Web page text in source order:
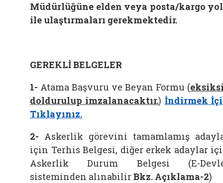
Müdürlüğüne elden veya posta/kargo
ile ulaştırmaları gerekmektedir.
GEREKLİ BELGELER
1- Atama Başvuru ve Beyan Formu (
doldurulup imzalanacaktır.) İndirmek
Tıklayınız.
2- Askerlik görevini tamamlamış
için Terhis Belgesi, diğer erkek adaylar
Askerlik Durum Belgesi (E-
sisteminden alınabilirBkz. Açıklama-2)